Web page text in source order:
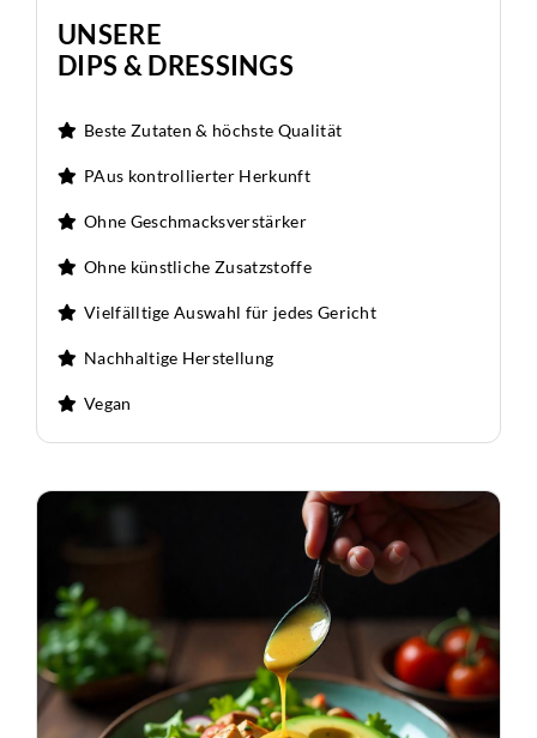
UNSERE
DIPS & DRESSINGS
Beste Zutaten & höchste Qualität
PAus kontrollierter Herkunft
Ohne Geschmacksverstärker
Ohne künstliche Zusatzstoffe
Vielfälltige Auswahl für jedes Gericht
Nachhaltige Herstellung
Vegan